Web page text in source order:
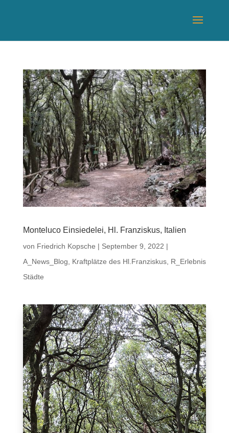
Monteluco Einsiedelei, Hl. Franziskus, Italien
von Friedrich Kopsche | September 9, 2022 |
A_News_Blog
Kraftplätze des Hl.Franziskus, R_Erlebnis
Städte